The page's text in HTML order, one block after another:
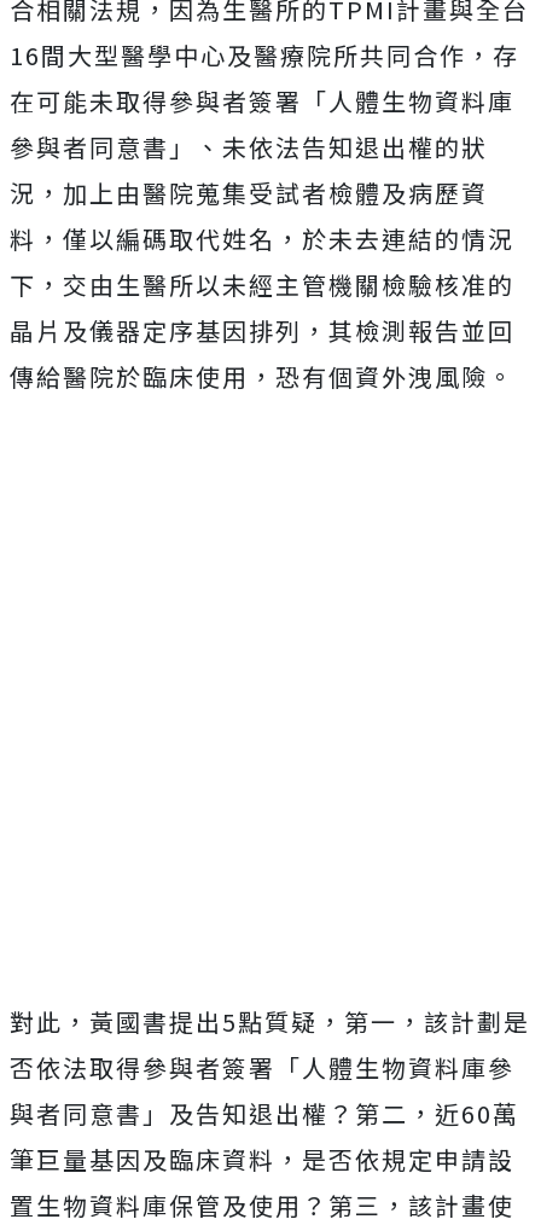
合相關法規， 因為生醫所的TPMI計畫與全台
16間大型醫學中心及醫療院所共同合作，存
在可能未取得參與者簽署「人體生物資料庫
參與者同意書」、未依法告知退出權的狀
況，加上由醫院蒐集受試者檢體及病歷資
料，僅以編碼取代姓名，於未去連結的情況
下，交由生醫所以未經主管機關檢驗核准的
晶片及儀器定序基因排列，其檢測報告並回
傳給醫院於臨床使用，恐有個資外洩風險。
對此，黃國書提出5點質疑，第一，該計劃是
否依法取得參與者簽署「人體生物資料庫參
與者同意書」及告知退出權？第二，近60萬
筆巨量基因及臨床資料，是否依規定申請設
置生物資料庫保管及使用？第三，該計畫使